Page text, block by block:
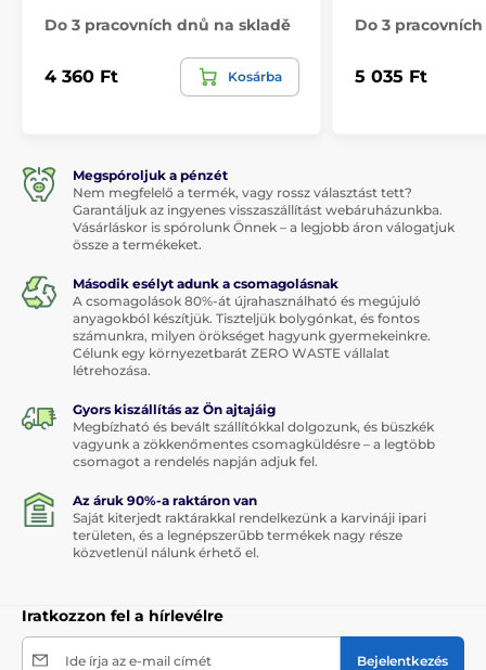
Do 3 pracovních dnů na skladě
4 360 Ft Kosárba
Do 3
5 035 Ft
Megspóroljuk a pénzét
Nem megfelelő a termék, vagy rossz választást tett?
Garantáljuk az ingyenes visszaszállítást webáruházunkba.
Vásárláskor is spórolunk Önnek – a legjobb áron válogatjuk
össze a termékeket.
Második esélyt adunk a csomagolásnak
A csomagolások 80%-át újrahasználható és megújuló
anyagokból készítjük. Tiszteljük bolygónkat, és fontos
számunkra, milyen örökséget hagyunk gyermekeinkre.
Célunk egy környezetbarát ZERO WASTE vállalat
létrehozása.
Gyors kiszállítás az Ön ajtajáig
Megbízható és bevált szállítókkal dolgozunk, és büszkék
vagyunk a zökkenőmentes csomagküldésre – a legtöbb
csomagot a rendelés napján adjuk fel.
Az áruk 90%-a raktáron van
Saját kiterjedt raktárakkal rendelkezünk a karvináji ipari
területen, és a legnépszerűbb termékek nagy része
közvetlenül nálunk érhető el.
Iratkozzon fel a hírlevélre
Ide írja az e-mail címét Bejelentkezés